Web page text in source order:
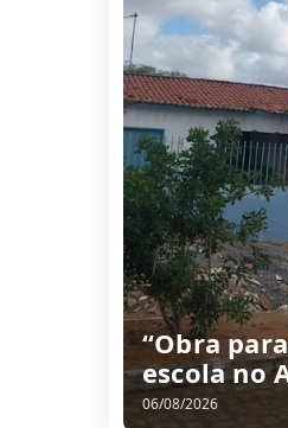
“Obra
escola no
06/08/2026